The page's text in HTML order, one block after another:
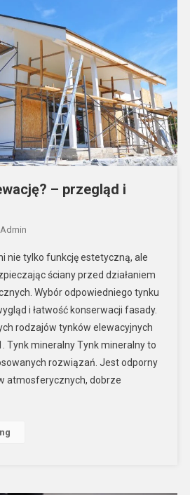
– przegląd i
Admin
nie tylko funkcję estetyczną, ale
ściany przed działaniem
Wybór odpowiedniego tynku
i łatwość konserwacji fasady.
rodzajów tynków elewacyjnych
Tynk mineralny Tynk mineralny to
rozwiązań. Jest odporny
atmosferycznych, dobrze